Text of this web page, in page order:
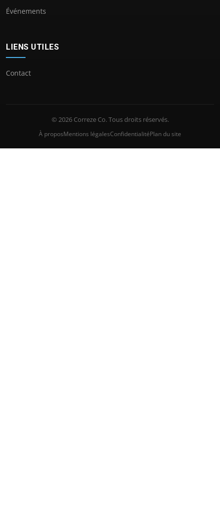
Événements
LIENS UTILES
Contact
© 2026 Correze Co. Tous droits réservés.
À proposMentions légalesConfidentialitéPlan du site